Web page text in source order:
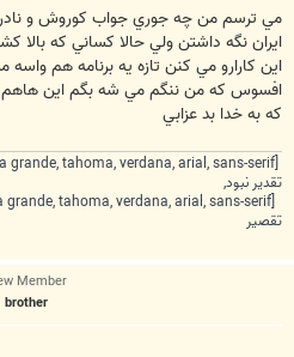
ت
مي ترسم من چه جوري جواب كوروش و نادر
ايران نگه داشتن ولي حالا كساني كه
اين كارارو مي كنن تازه يه برنامه هم
افسوس كه من ننگم مي شه بگم اين هاهم
كه به خدا بد عزابي
تقدیر نبود,
تقصیر
Member
brother